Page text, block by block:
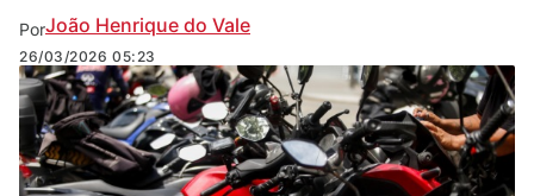
PorJoão Henrique do Vale
26/03/2026 05:23